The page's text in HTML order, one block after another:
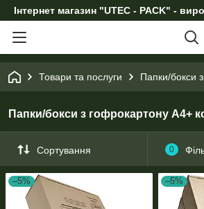
Інтернет магазин "UTEC - PACK" -
Товари та послуги Папки/бокси
Папки/бокси з гофрокартону А4+
Сортування 0
–5% –5%